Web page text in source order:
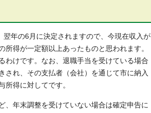
年の6月に決定されますので、今現在収入が
得が一定額以上あったものと思われます。
わけです。なお、退職手当を受けている場合
され、その支払者（会社）を通じて市に納入
所得に対してです。
年末調整を受けていない場合は確定申告に